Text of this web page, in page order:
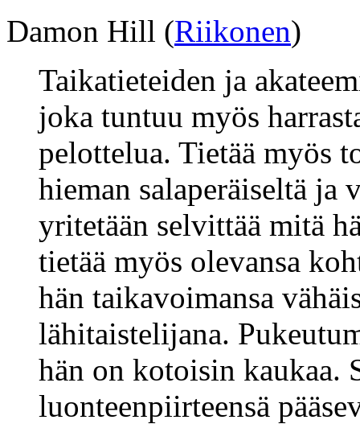
Damon Hill (Riikonen)
Taikatieteiden ja
joka tuntuu myös
pelottelua. Tietää myös
hieman salaperäiseltä
yritetään selvittää mitä
tietää myös olevansa
hän taikavoimansa
lähitaistelijana.
hän on kotoisin
luonteenpiirteensä